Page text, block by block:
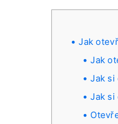
Jak
Jak
Jak si
Jak si